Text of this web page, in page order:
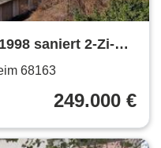
saniert 2-Zi-
68163
249.000 €